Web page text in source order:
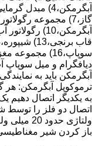
آبگرمکن باید به
ترموکوپل آبگرمکن: هر
به یکدیگر اتصال دهیم
اتصال دو فلز را توسط
ولتاژی
باز کردن شیر مغناطیسی